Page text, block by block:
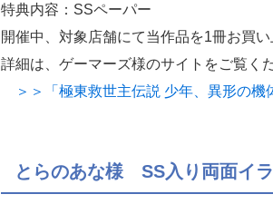
特典内容：SSペーパー
開催中、対象店舗にて当作品を1冊お買
詳細は、ゲーマーズ様のサイトをご覧く
＞＞「極東救世主伝説 少年、異形の
とらのあな様 SS入り両面イ